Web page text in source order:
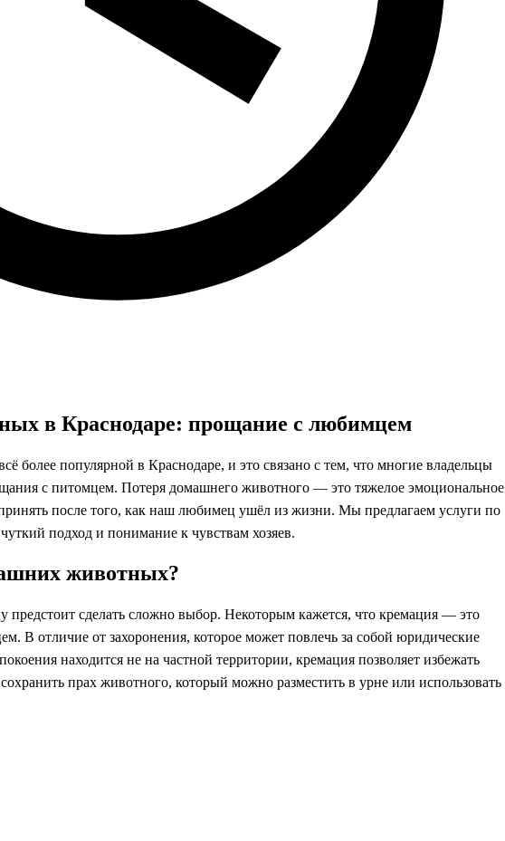
в Краснодаре: прощание с любимцем
более популярной в Краснодаре, и это связано с тем, что многие владельцы
с питомцем. Потеря домашнего животного — это тяжелое эмоциональное
после того, как наш любимец ушёл из жизни. Мы предлагаем услуги по
подход и понимание к чувствам хозяев.
животных?
предстоит сделать сложно выбор. Некоторым кажется, что кремация — это
В отличие от захоронения, которое может повлечь за собой юридические
находится не на частной территории, кремация позволяет избежать
прах животного, который можно разместить в урне или использовать